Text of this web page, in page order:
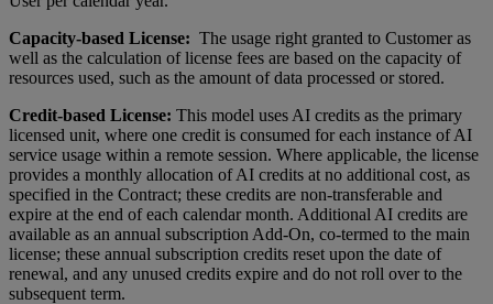
Capacity-based License: The usage right granted to Customer as
well as the calculation of license fees are based on the capacity of
resources used, such as the amount of data processed or stored.
Credit-based License: This model uses AI credits as the primary
licensed unit, where one credit is consumed for each instance of AI
service usage within a remote session. Where applicable, the license
provides a monthly allocation of AI credits at no additional cost, as
specified in the Contract; these credits are non-transferable and
expire at the end of each calendar month. Additional AI credits are
available as an annual subscription Add-On, co-termed to the main
license; these annual subscription credits reset upon the date of
renewal, and any unused credits expire and do not roll over to the
subsequent term.